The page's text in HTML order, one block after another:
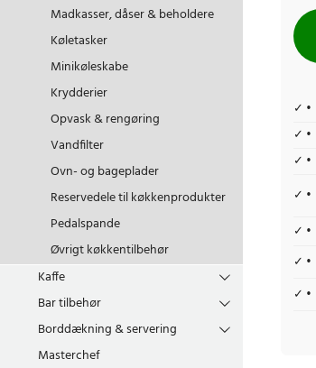
Madkasser, dåser & beholdere
Køletasker
Minikøleskabe
Krydderier
Opvask & rengøring
Vandfilter
Ovn- og bageplader
Reservedele til køkkenprodukter
Pedalspande
Øvrigt køkkentilbehør
Kaffe
Bar tilbehør
Borddækning & servering
Masterchef